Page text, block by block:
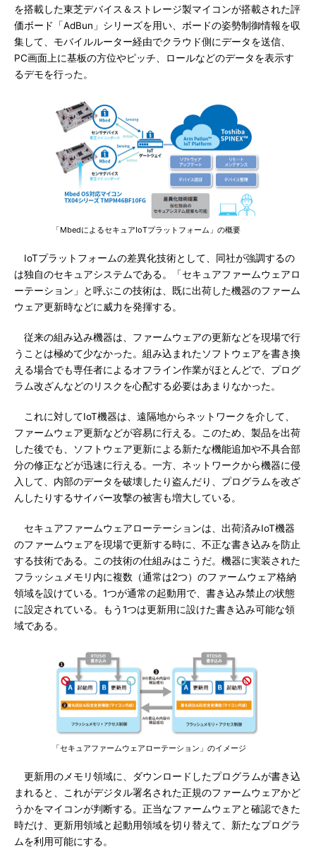
を搭載した東芝デバイス＆ストレージ製マイコンが搭載された評
価ボード「AdBun」シリーズを用い、ボードの姿勢制御情報を収
集して、モバイルルーター経由でクラウド側にデータを送信、
PC画面上に基板の方位やピッチ、ロールなどのデータを表示す
るデモを行った。
「MbedによるセキュアIoTプラットフォーム」の概要
IoTプラットフォームの差異化技術として、同社が強調するの
は独自のセキュアシステムである。「セキュアファームウェアロ
ーテーション」と呼ぶこの技術は、既に出荷した機器のファーム
ウェア更新時などに威力を発揮する。
従来の組み込み機器は、ファームウェアの更新などを現場で行
うことは極めて少なかった。組み込まれたソフトウェアを書き換
える場合でも専任者によるオフライン作業がほとんどで、プログ
ラム改ざんなどのリスクを心配する必要はあまりなかった。
これに対してIoT機器は、遠隔地からネットワークを介して、
ファームウェア更新などが容易に行える。このため、製品を出荷
した後でも、ソフトウェア更新による新たな機能追加や不具合部
分の修正などが迅速に行える。一方、ネットワークから機器に侵
入して、内部のデータを破壊したり盗んだり、プログラムを改ざ
んしたりするサイバー攻撃の被害も増大している。
セキュアファームウェアローテーションは、出荷済みIoT機器
のファームウェアを現場で更新する時に、不正な書き込みを防止
する技術である。この技術の仕組みはこうだ。機器に実装された
フラッシュメモリ内に複数（通常は2つ）のファームウェア格納
領域を設けている。1つが通常の起動用で、書き込み禁止の状態
に設定されている。もう1つは更新用に設けた書き込み可能な領
域である。
「セキュアファームウェアローテーション」のイメージ
更新用のメモリ領域に、ダウンロードしたプログラムが書き込
まれると、これがデジタル署名された正規のファームウェアかど
うかをマイコンが判断する。正当なファームウェアと確認できた
時だけ、更新用領域と起動用領域を切り替えて、新たなプログラ
ムを利用可能にする。